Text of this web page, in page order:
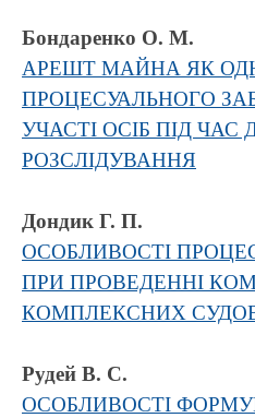
Бондаренко О. М.
АРЕШТ МАЙНА ЯК
ПРОЦЕСУАЛЬНОГО
УЧАСТІ ОСІБ ПІД
РОЗСЛІДУВАННЯ
Дондик Г. П.
ОСОБЛИВОСТІ
ПРИ ПРОВЕДЕННІ
КОМПЛЕКСНИХ
Рудей В. С.
ОСОБЛИВОСТІ